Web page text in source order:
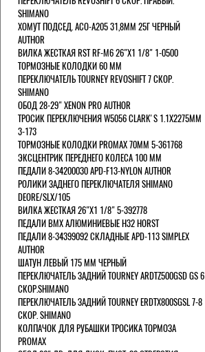
SHIMANO
ХОМУТ ПОДСЕД. ACO-A205 31,8ММ 25Г ЧЕРНЫЙ
AUTHOR
ВИЛКА ЖЕСТКАЯ RST RF-M6 26"Х1 1/8" 1-0500
ТОРМОЗНЫЕ КОЛОДКИ 60 ММ
ПЕРЕКЛЮЧАТЕЛЬ TOURNEY REVOSHIFT 7 СКОР.
SHIMANO
ОБОД 28-29" XENON PRO AUTHOR
ТРОСИК ПЕРЕКЛЮЧЕНИЯ W5056 CLARK'S 1.1Х2275ММ
3-173
ТОРМОЗНЫЕ КОЛОДКИ PROMAX 70ММ 5-361768
ЭКСЦЕНТРИК ПЕРЕДНЕГО КОЛЕСА 100 ММ
ПЕДАЛИ 8-34200030 APD-F13-NYLON AUTHOR
РОЛИКИ ЗАДНЕГО ПЕРЕКЛЮЧАТЕЛЯ SHIMANO
DEORE/SLX/105
ВИЛКА ЖЕСТКАЯ 26"Х1 1/8" 5-392778
ПЕДАЛИ BMX АЛЮМИНИЕВЫЕ H32 HORST
ПЕДАЛИ 8-34399092 СКЛАДНЫЕ APD-113 SIMPLEX
AUTHOR
ШАТУН ЛЕВЫЙ 175 ММ ЧЕРНЫЙ
ПЕРЕКЛЮЧАТЕЛЬ ЗАДНИЙ TOURNEY ARDTZ500GSD GS 6
СКОР.SHIMANO
ПЕРЕКЛЮЧАТЕЛЬ ЗАДНИЙ TOURNEY ERDTX800SGSL 7-8
СКОР. SHIMANO
КОЛПАЧОК ДЛЯ РУБАШКИ ТРОСИКА ТОРМОЗА
PROMAX